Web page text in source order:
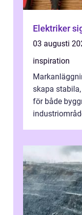
03 augusti
inspiration
skapa
för både